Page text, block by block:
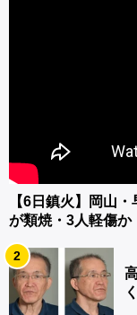
【6日鎮火】岡山
が類焼・3人軽傷か
2